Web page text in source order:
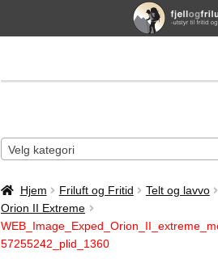
Velg kategori
Hjem Friluft og Fritid Telt og lavvo
Orion II Extreme
57255242_plid_1360